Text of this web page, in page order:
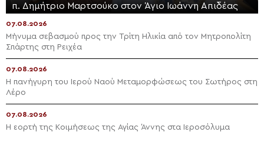
π. Δημήτριο Μαρτσούκο στον Άγιο Ιωάννη Απιδέας
07.08.2026
Μήνυμα σεβασμού προς την Τρίτη Ηλικία από τον Μητροπολίτη
Σπάρτης στη Ρειχέα
07.08.2026
Η πανήγυρη του Ιερού Ναού Μεταμορφώσεως του Σωτήρος στη
Λέρο
07.08.2026
Η εορτή της Κοιμήσεως της Αγίας Άννης στα Ιεροσόλυμα